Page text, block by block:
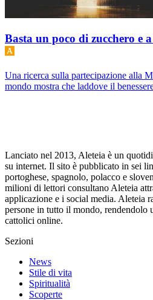
Basta un poco di zucchero e
Una ricerca sulla partecipazione alla
mondo mostra che laddove il
Lanciato nel 2013, Aleteia è un
su internet. Il sito è pubblicato in sei
portoghese, spagnolo, polacco e
milioni di lettori consultano Aleteia
applicazione e i social media. Aleteia
persone in tutto il mondo, rendendolo
cattolici online.
Sezioni
News
Stile di vita
Spiritualità
Scoperte